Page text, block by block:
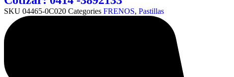
SKU 04465-0C020 Categories FRENOS, Pastillas